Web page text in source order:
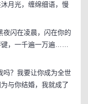
月光，缠绵细语，慢
闪在凌晨，闪在你的
，一千遍一万遍……
？我要让你成为全世
与你结婚，我就成了